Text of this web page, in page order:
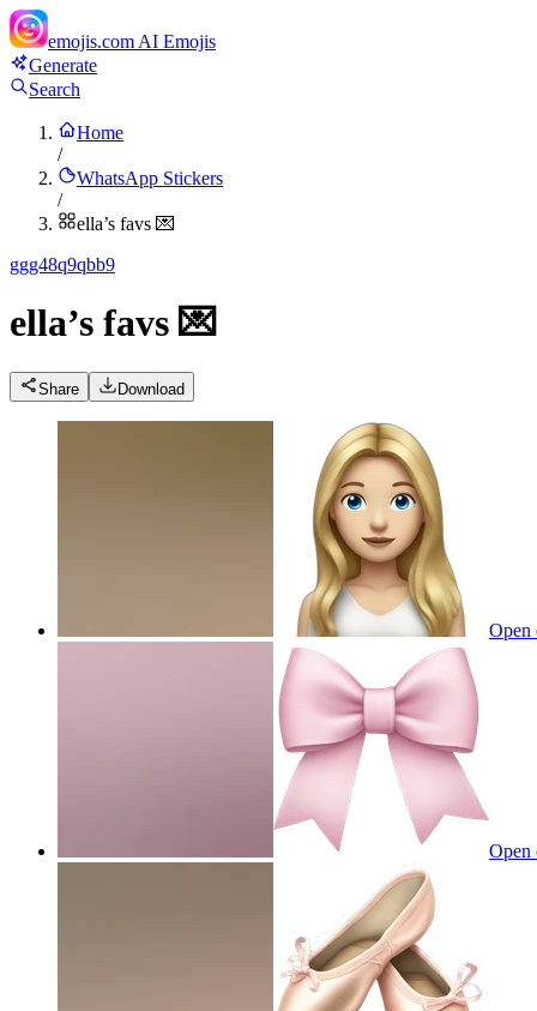
emojis.com AI Emojis
Generate
Search
Home
/
WhatsApp Stickers
/
ella’s favs 💌
ggg48q9qbb9
ella’s favs 💌
Share Download
Open
Open